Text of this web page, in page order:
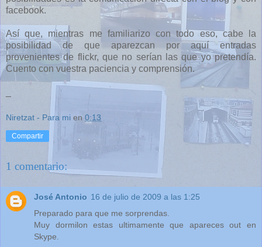
facebook.
Así que, mientras me familiarizo con todo eso, cabe la
posibilidad de que aparezcan por aquí entradas
provenientes de flickr, que no serían las que yo pretendía.
Cuento con vuestra paciencia y comprensión.
Niretzat - Para mi en 0:13
Compartir
1 comentario:
José Antonio 16 de julio de 2009 a las 1:25
Preparado para que me sorprendas.
Muy dormilon estas ultimamente que apareces out en
Skype.